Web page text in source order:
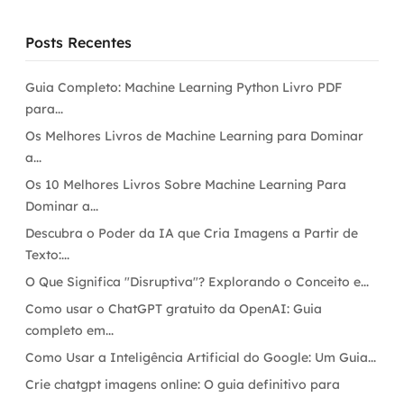
Posts Recentes
Guia Completo: Machine Learning Python Livro PDF
para...
Os Melhores Livros de Machine Learning para Dominar
a...
Os 10 Melhores Livros Sobre Machine Learning Para
Dominar a...
Descubra o Poder da IA que Cria Imagens a Partir de
Texto:...
O Que Significa "Disruptiva"? Explorando o Conceito e...
Como usar o ChatGPT gratuito da OpenAI: Guia
completo em...
Como Usar a Inteligência Artificial do Google: Um Guia...
Crie chatgpt imagens online: O guia definitivo para